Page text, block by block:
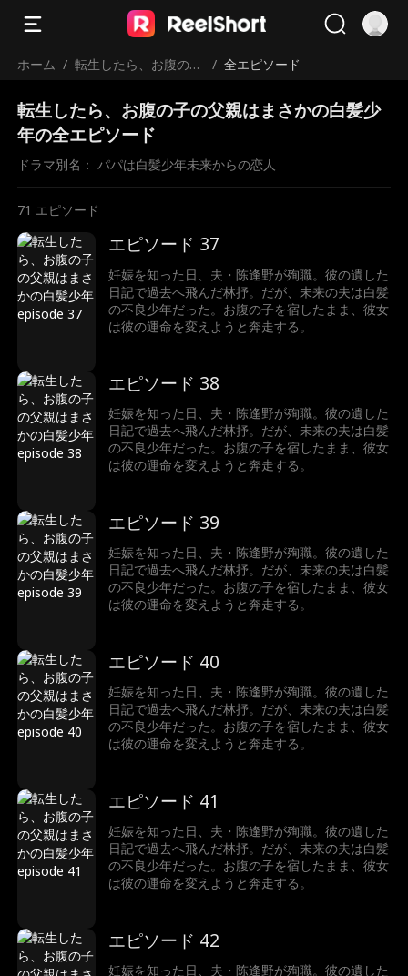
ホーム / 転生したら、お腹の子
少年
/ 全エピソード
転生したら、お腹の子の父親はまさかの白髪少
年の全エピソード
ドラマ別名： パパは白髪少年未来からの恋人
71 エピソード
エピソード 37
妊娠を知った日、夫・陈逢野が殉職。彼の遺した
日記で過去へ飛んだ林抒。だが、未来の夫は白髪
の不良少年だった。お腹の子を宿したまま、彼女
は彼の運命を変えようと奔走する。
エピソード 38
妊娠を知った日、夫・陈逢野が殉職。彼の遺した
日記で過去へ飛んだ林抒。だが、未来の夫は白髪
の不良少年だった。お腹の子を宿したまま、彼女
は彼の運命を変えようと奔走する。
エピソード 39
妊娠を知った日、夫・陈逢野が殉職。彼の遺した
日記で過去へ飛んだ林抒。だが、未来の夫は白髪
の不良少年だった。お腹の子を宿したまま、彼女
は彼の運命を変えようと奔走する。
エピソード 40
妊娠を知った日、夫・陈逢野が殉職。彼の遺した
日記で過去へ飛んだ林抒。だが、未来の夫は白髪
の不良少年だった。お腹の子を宿したまま、彼女
は彼の運命を変えようと奔走する。
エピソード 41
妊娠を知った日、夫・陈逢野が殉職。彼の遺した
日記で過去へ飛んだ林抒。だが、未来の夫は白髪
の不良少年だった。お腹の子を宿したまま、彼女
は彼の運命を変えようと奔走する。
エピソード 42
妊娠を知った日、夫・陈逢野が殉職。彼の遺した